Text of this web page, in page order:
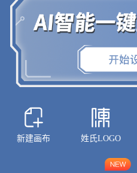
新建画布 姓氏LOGO